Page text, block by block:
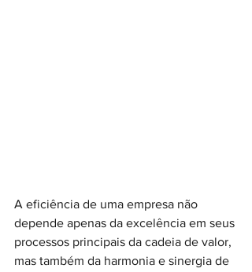
A eficiência de uma empresa não
depende apenas da excelência em seus
processos principais da cadeia de valor,
mas também da harmonia e sinergia de